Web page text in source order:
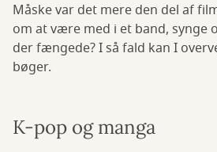
Måske var det mere den del af
om at være med i et band, synge
der fængede? I så fald kan I
bøger.
K-pop og manga